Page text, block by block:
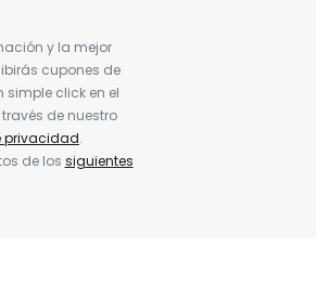
y la mejor
cupones de
click en el
de nuestro
privacidad.
de los siguientes